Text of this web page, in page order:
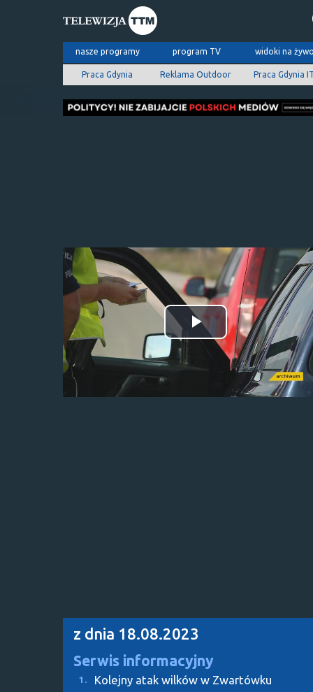
nasze programy program TV widoki na
Praca Gdynia Reklama Outdoor Praca Gdynia
Odtwórz
wideo
z dnia 18.08.2023
Serwis informacyjny
1. Kolejny atak wilków w Zwartówku